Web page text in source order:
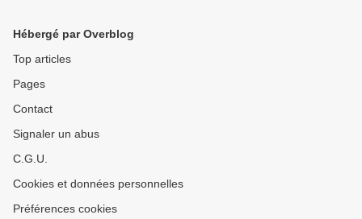
Hébergé par Overblog
Top articles
Pages
Contact
Signaler un abus
C.G.U.
Cookies et données personnelles
Préférences cookies